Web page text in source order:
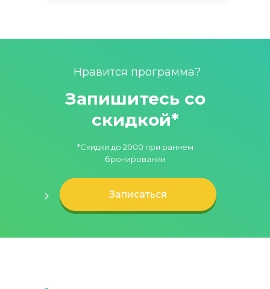
Нравится программа?
Записаться
Запишитесь со
скидкой*
*Скидки до 2000 при раннем
бронировании